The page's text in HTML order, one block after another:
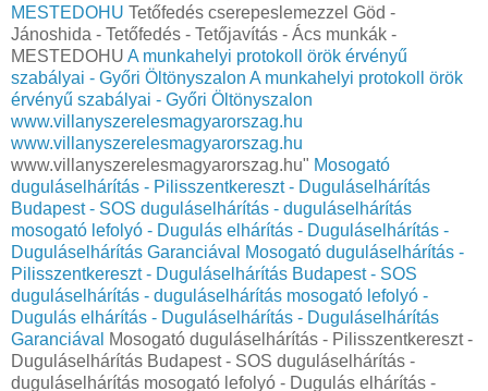
MESTEDOHU Tetőfedés cserepeslemezzel Göd -
Jánoshida - Tetőfedés - Tetőjavítás - Ács munkák -
MESTEDOHU A munkahelyi protokoll örök érvényű
szabályai - Győri Öltönyszalon A munkahelyi protokoll örök
érvényű szabályai - Győri Öltönyszalon
www.villanyszerelesmagyarorszag.hu
www.villanyszerelesmagyarorszag.hu
www.villanyszerelesmagyarorszag.hu" Mosogató
duguláselhárítás - Pilisszentkereszt - Duguláselhárítás
Budapest - SOS duguláselhárítás - duguláselhárítás
mosogató lefolyó - Dugulás elhárítás - Duguláselhárítás -
Duguláselhárítás Garanciával
Mosogató duguláselhárítás -
Pilisszentkereszt - Duguláselhárítás Budapest - SOS
duguláselhárítás - duguláselhárítás mosogató lefolyó -
Dugulás elhárítás - Duguláselhárítás - Duguláselhárítás
Garanciával
Mosogató duguláselhárítás - Pilisszentkereszt -
Duguláselhárítás Budapest - SOS duguláselhárítás -
duguláselhárítás mosogató lefolyó - Dugulás elhárítás -